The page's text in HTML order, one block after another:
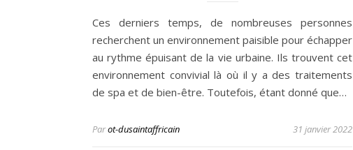
Ces derniers temps, de nombreuses personnes
recherchent un environnement paisible pour échapper
au rythme épuisant de la vie urbaine. Ils trouvent cet
environnement convivial là où il y a des traitements
de spa et de bien-être. Toutefois, étant donné que…
Parot-dusaintaffricain 31 janvier 2022